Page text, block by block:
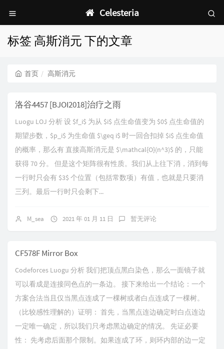
Celesteria
标签 高斯消元 下的文章
首页 高斯消元
洛谷4457 [BJOI2018]治疗之雨
Luogu LOJ 分析 设 $f_i$ 为从 $i$ 点生命值变为 $0$ 点生命值的
期望步数，$p_i$ 为生命值 $\geq i$ 时一回合扣掉 $i$ 点生命值
的概率，那么有 直接高斯消元是 $\mathcal{O}(n^3)$ 的，只能
获得 70 分。 但是这个矩阵很有性质。我们从上往下消，消到每
一行时只会有 $3$ 个位置（包括常数项）有值，也就是只要消
三列。最后一行时只会剩下...
M_sea 2021 年 01 月 11 日 暂无评论
CF578F Mirror Box
Codeforces Luogu 分析 我们把顶点黑白染色，那么一面镜子就
可以看成是连接同色点的一条边。 接下来给出一个结论：一个
方案合法当且仅当黑点连成了一棵树或者白点连成了一棵树。
（比较感性理解的）证明： 首先，当黑点连边确定时白点连边
一定唯一确定，所以我们只考虑黑边确定的情况。 先证必要
性： 先考虑后面那个限制。如果连成了环，则环内部的边一定